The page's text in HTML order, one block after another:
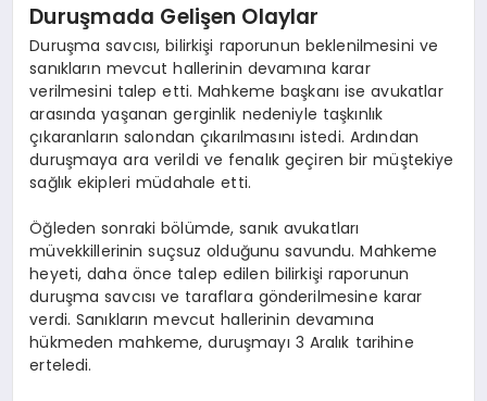
Duruşmada Gelişen Olaylar
Duruşma savcısı, bilirkişi raporunun beklenilmesini ve
sanıkların mevcut hallerinin devamına karar
verilmesini talep etti. Mahkeme başkanı ise avukatlar
arasında yaşanan gerginlik nedeniyle taşkınlık
çıkaranların salondan çıkarılmasını istedi. Ardından
duruşmaya ara verildi ve fenalık geçiren bir müştekiye
sağlık ekipleri müdahale etti.
Öğleden sonraki bölümde, sanık avukatları
müvekkillerinin suçsuz olduğunu savundu. Mahkeme
heyeti, daha önce talep edilen bilirkişi raporunun
duruşma savcısı ve taraflara gönderilmesine karar
verdi. Sanıkların mevcut hallerinin devamına
hükmeden mahkeme, duruşmayı 3 Aralık tarihine
erteledi.